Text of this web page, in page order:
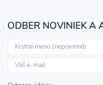
ODBER NOVINIEK A